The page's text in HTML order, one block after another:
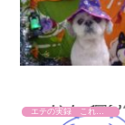
エテの実録 これやりました